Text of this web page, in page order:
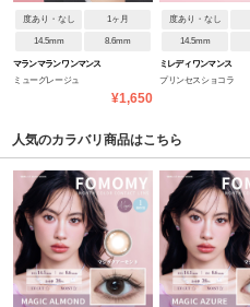
度あり・なし 1ヶ月
14.5mm 8.6mm
マランマラン ワンマンス
ミューグレージュ
¥1,650
度あり・なし
14.5mm
ミレディ ワンマンス
プリンセスショコラ
人気のカラバリ商品はこちら